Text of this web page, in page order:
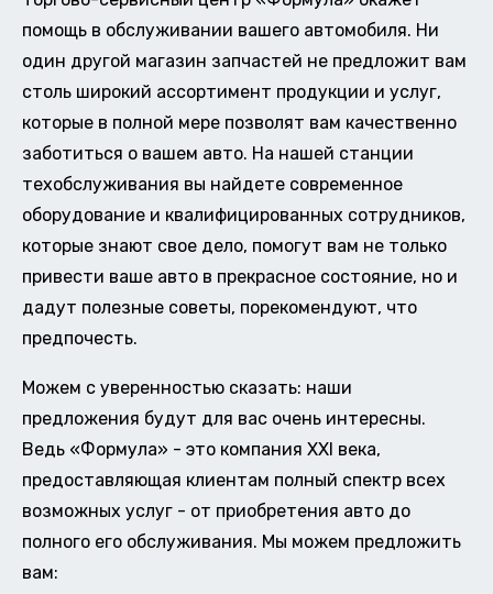
помощь в обслуживании вашего автомобиля. Ни
один другой магазин запчастей не предложит вам
столь широкий ассортимент продукции и услуг,
которые в полной мере позволят вам качественно
заботиться о вашем авто. На нашей станции
техобслуживания вы найдете современное
оборудование и квалифицированных сотрудников,
которые знают свое дело, помогут вам не только
привести ваше авто в прекрасное состояние, но и
дадут полезные советы, порекомендуют, что
предпочесть.
Можем с уверенностью сказать: наши
предложения будут для вас очень интересны.
Ведь «Формула» - это компания XXI века,
предоставляющая клиентам полный спектр всех
возможных услуг - от приобретения авто до
полного его обслуживания. Мы можем предложить
вам: